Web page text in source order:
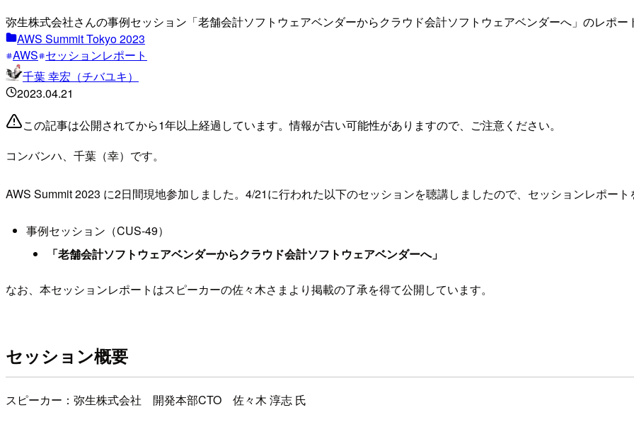
弥生株式会社さんの事例セッション「老舗会計ソフトウェアベンダーからクラウド会計ソフトウェアベンダーへ」のレポー
AWS Summit Tokyo 2023
AWS セッションレポート
千葉 幸宏（チバユキ）
2023.04.21
この記事は公開されてから1年以上経過しています。情報が古い可能性がありますので、ご注意ください。
コンバンハ、千葉（幸）です。
AWS Summit 2023 に2日間現地参加しました。4/21に行われた以下のセッションを聴講しましたので、セッションレポート
事例セッション（CUS-49）
「老舗会計ソフトウェアベンダーからクラウド会計ソフトウェアベンダーへ」
なお、本セッションレポートはスピーカーの佐々木さまより掲載の了承を得て公開しています。
セッション概要
スピーカー：弥生株式会社 開発本部CTO 佐々木 淳志 氏